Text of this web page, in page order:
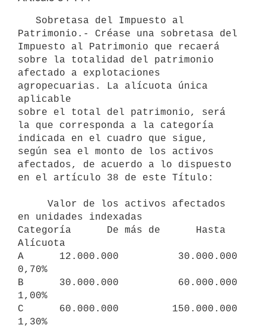
Patrimonio.- Créase una sobretasa del
Impuesto al Patrimonio que recaerá
sobre la totalidad del patrimonio
afectado a explotaciones
agropecuarias. La alícuota única
aplicable
sobre el total del patrimonio, será
la que corresponda a la categoría
indicada en el cuadro que sigue,
según sea el monto de los activos
afectados, de acuerdo a lo dispuesto
en el artículo 38 de este Título:
en unidades indexadas
Categoría      De más de      Hasta
Alícuota
A      12.000.000          30.000.000
0,70%
B      30.000.000          60.000.000
1,00%
C      60.000.000         150.000.000
1,30%